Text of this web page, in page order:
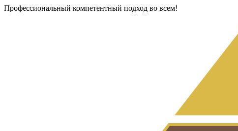
Профессиональный компетентный подход во всем!